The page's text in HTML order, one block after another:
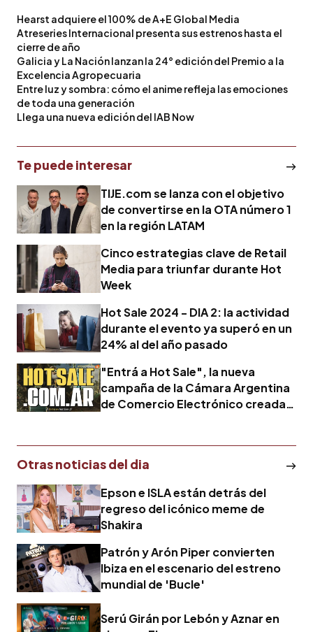
Hearst adquiere el 100% de A+E Global Media
Atreseries Internacional presenta sus estrenos hasta el
cierre de año
Galicia y La Nación lanzan la 24° edición del Premio a la
Excelencia Agropecuaria
Entre luz y sombra: cómo el anime refleja las emociones
de toda una generación
Llega una nueva edición del IAB Now
Te puede interesar
TIJE.com se lanza con el objetivo
de convertirse en la OTA número 1
en la región LATAM
Cinco estrategias clave de Retail
Media para triunfar durante Hot
Week
Hot Sale 2024 - DIA 2: la actividad
durante el evento ya superó en un
24% al del año pasado
"Entrá a Hot Sale", la nueva
campaña de la Cámara Argentina
de Comercio Electrónico creada
Otras noticias del dia
Epson e ISLA están detrás del
regreso del icónico meme de
Shakira
Patrón y Arón Piper convierten
Ibiza en el escenario del estreno
mundial de 'Bucle'
Serú Girán por Lebón y Aznar en